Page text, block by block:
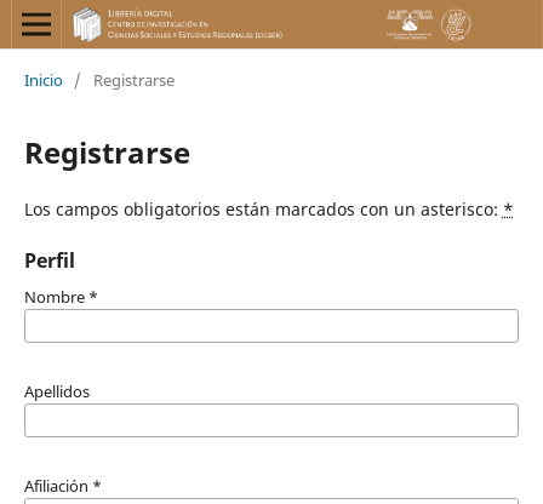
Inicio / Registrarse
Registrarse
Los campos obligatorios están marcados con un asterisco: *
Perfil
Nombre *
Apellidos
Afiliación *